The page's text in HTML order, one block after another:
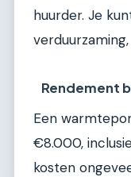
huurder. Je
Rendement
Een
€8.000,
kosten